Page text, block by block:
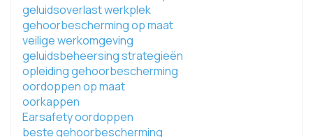
geluidsoverlast werkplek
gehoorbescherming op maat
veilige werkomgeving
geluidsbeheersing strategieën
opleiding gehoorbescherming
oordoppen op maat
oorkappen
Earsafety oordoppen
beste gehoorbescherming